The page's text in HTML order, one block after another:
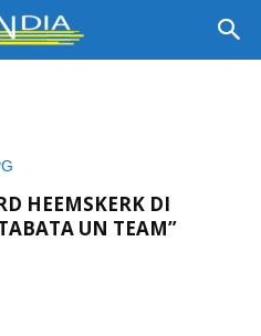
HEEMSKERK DI
UN TEAM”